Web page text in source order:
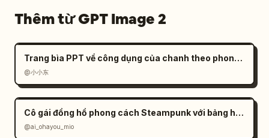
Thêm từ GPT Image 2
Trang bìa PPT về công dụng của chanh theo phong cách hiện đại
@小小东
Cô gái đồng hồ phong cách Steampunk với bảng hiệu tiếng Nhật
@ai_ohayou_mio